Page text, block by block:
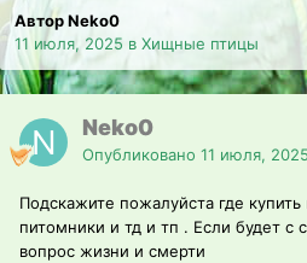
Автор Neko0
11 июля, 2025 в Хищные птицы
Neko0
Опубликовано 11 июля, 2025
Подскажите пожалуйста где купить
питомники и тд и тп . Если будет с
вопрос жизни и смерти